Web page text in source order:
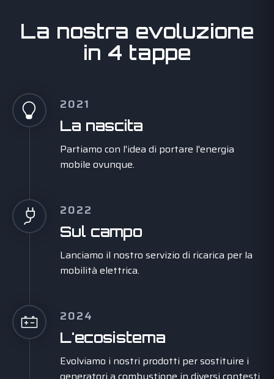
La nostra evoluzione
in 4 tappe
2021
La nascita
Partiamo con l'idea di portare l'energia
mobile ovunque.
2022
Sul campo
Lanciamo il nostro servizio di ricarica per la
mobilità elettrica.
2024
L'ecosistema
Evolviamo i nostri prodotti per sostituire i